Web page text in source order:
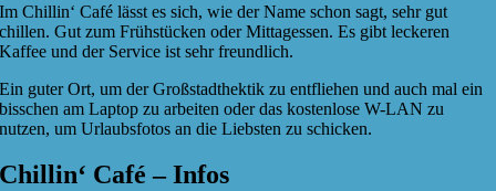
Im Chillin‘ Café lässt es sich, wie der Name schon sagt, sehr gut
chillen. Gut zum Frühstücken oder Mittagessen. Es gibt leckeren
Kaffee und der Service ist sehr freundlich.
Ein guter Ort, um der Großstadthektik zu entfliehen und auch mal ein
bisschen am Laptop zu arbeiten oder das kostenlose W-LAN zu
nutzen, um Urlaubsfotos an die Liebsten zu schicken.
Chillin‘ Café – Infos